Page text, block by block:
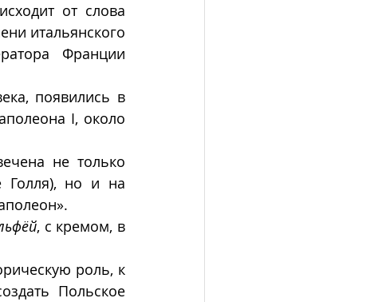
от слова
итальянского
Франции
появились в
I, около
не только
Голля), но и на
, с кремом, в
роль, к
Польское